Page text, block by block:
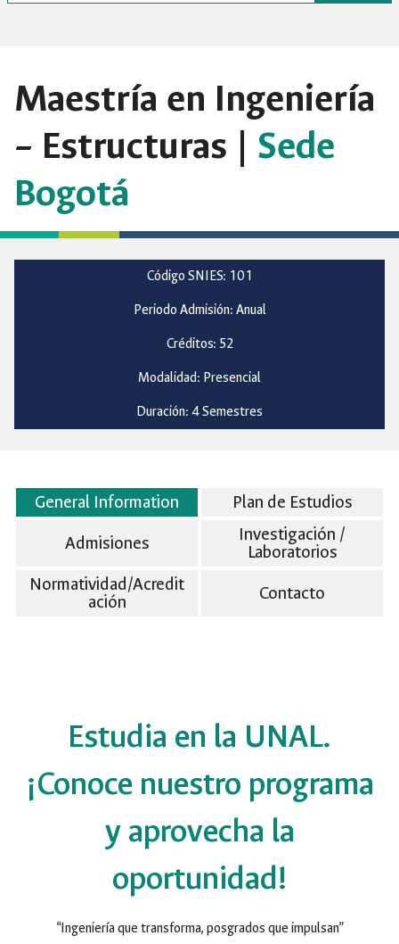
Maestría en Ingeniería
– Estructuras | Sede
Bogotá
Código SNIES: 101
Periodo Admisión: Anual
Créditos: 52
Modalidad: Presencial
Duración: 4 Semestres
General Information
Plan de Estudios
Admisiones
Investigación /
Laboratorios
Normatividad/Acredit
ación
Contacto
Estudia en la UNAL.
¡Conoce nuestro programa
y aprovecha la
oportunidad!
“Ingeniería que transforma, posgrados que impulsan”